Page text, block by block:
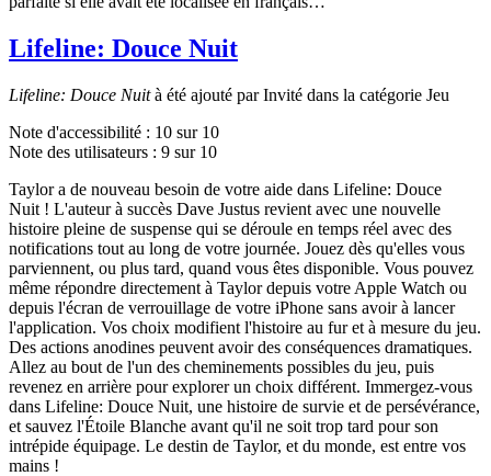
Lifeline: Douce Nuit
Lifeline: Douce Nuità été ajouté par Invité dans la catégorie Jeu
Note d'accessibilité : 10 sur 10
Note des utilisateurs : 9 sur 10
Taylor a de nouveau besoin de votre aide dans Lifeline: Douce
Nuit ! L'auteur à succès Dave Justus revient avec une nouvelle
histoire pleine de suspense qui se déroule en temps réel avec des
notifications tout au long de votre journée. Jouez dès qu'elles vous
parviennent, ou plus tard, quand vous êtes disponible. Vous pouvez
même répondre directement à Taylor depuis votre Apple Watch ou
depuis l'écran de verrouillage de votre iPhone sans avoir à lancer
l'application. Vos choix modifient l'histoire au fur et à mesure du jeu.
Des actions anodines peuvent avoir des conséquences dramatiques.
Allez au bout de l'un des cheminements possibles du jeu, puis
revenez en arrière pour explorer un choix différent. Immergez-vous
dans Lifeline: Douce Nuit, une histoire de survie et de persévérance,
et sauvez l'Étoile Blanche avant qu'il ne soit trop tard pour son
intrépide équipage. Le destin de Taylor, et du monde, est entre vos
mains !